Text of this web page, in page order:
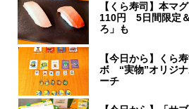
【くら寿司】本マ
110円 5日間限定
ろ」も
【今日から】くら
ボ “実物”オリジナ
ーチ